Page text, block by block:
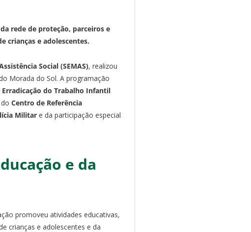
rede de proteção, parceiros e
crianças e adolescentes.
Social (SEMAS), realizou
Morada do Sol. A programação
do Trabalho Infantil
Centro de Referência
Militar e da participação especial
e da
promoveu atividades educativas,
crianças e adolescentes e da